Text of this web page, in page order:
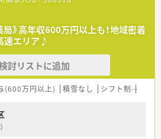
>
～30代と、若い世代の方も活躍している
ネージャーになる方もおられ、33歳で役員
り、希望があれば様々なポジションでご活
常に注力しておられ、事務さんにしっかり
けます。
論重要ですが、なによりお人柄重視！
ュニケーションをとっていただける方を求
局》高年収600万円以上も！地域密着
速エリア♪
討リストに追加
(600万円以上) 積雪なし シフト制